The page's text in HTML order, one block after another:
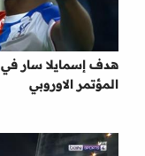
المؤتمر الاوروبي